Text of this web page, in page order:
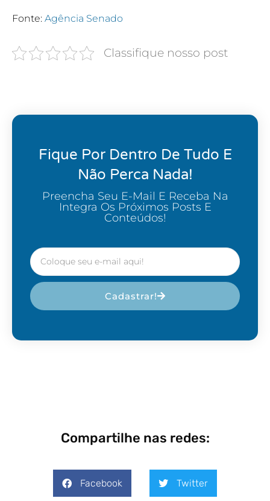
Fonte: Agência Senado
Classifique nosso post
Fique Por Dentro De Tudo E
Não Perca Nada!
Preencha Seu E-Mail E Receba Na
Integra Os Próximos Posts E
Conteúdos!
Cadastrar!
Compartilhe nas redes:
Facebook Twitter